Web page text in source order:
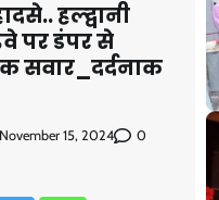
हल्द्वानी
पर डंपर से
सवार_दर्दनाक
November 15, 2024 0